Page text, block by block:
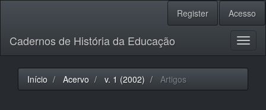
principal
Barra
Lateral
Register Acesso
Cadernos de História da Educação
Início Acervo v. 1 (2002) Artigos